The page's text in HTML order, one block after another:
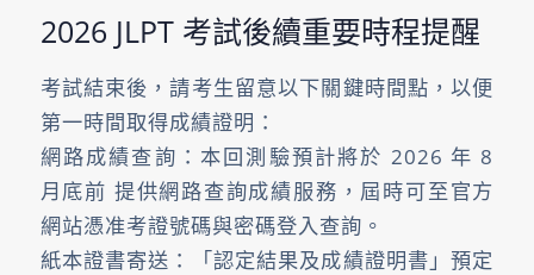
2026 JLPT 考試後續重要時程提醒
考試結束後，請考生留意以下關鍵時間點，以便
第一時間取得成績證明：
網路成績查詢：本回測驗預計將於 2026 年 8
月底前 提供網路查詢成績服務，屆時可至官方
網站憑准考證號碼與密碼登入查詢。
紙本證書寄送：「認定結果及成績證明書」預定